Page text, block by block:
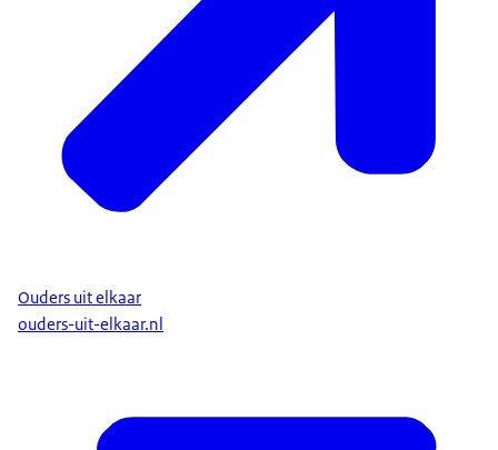
Ouders uit elkaar
ouders-uit-elkaar.nl